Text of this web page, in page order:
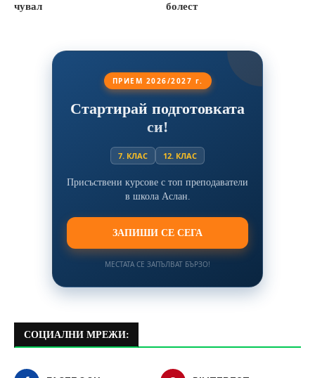
чувал
болест
ПРИЕМ 2026/2027 г.
Стартирай подготовката
си!
7. КЛАС 12. КЛАС
Присъствени курсове с топ преподаватели
в школа Аслан.
ЗАПИШИ СЕ СЕГА
МЕСТАТА СЕ ЗАПЪЛВАТ БЪРЗО!
СОЦИАЛНИ МРЕЖИ: